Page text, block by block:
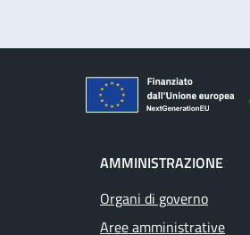
AMMINISTRAZIONE
Organi di governo
Aree amministrative